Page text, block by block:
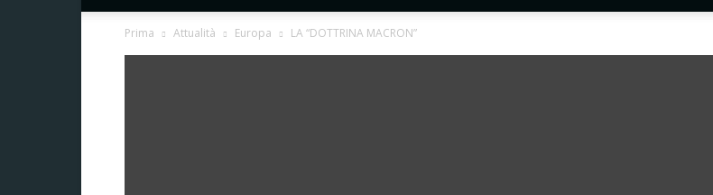
Prima Attualità Europa LA “DOTTRINA MACRON”